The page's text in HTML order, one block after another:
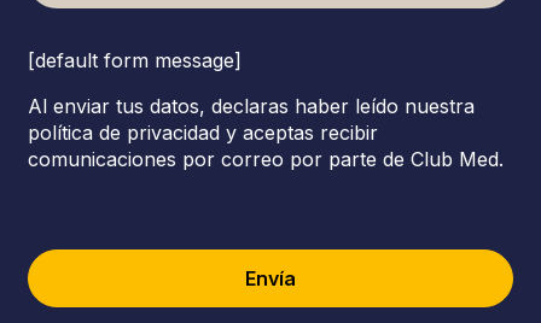
[default form message]
Al enviar tus datos, declaras haber leído nuestra
política de privacidad y aceptas recibir
comunicaciones por correo por parte de Club Med.
Envía